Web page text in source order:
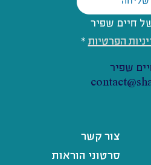
צור קשר
סרטוני הוראות
חיים שפיר
הפרטיות *
שפיר